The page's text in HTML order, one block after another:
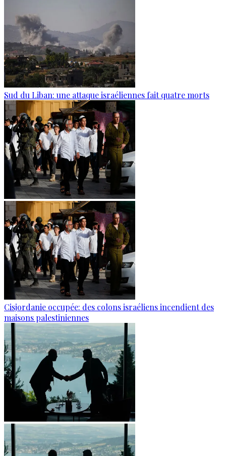
Sud du Liban: une attaque israéliennes fait quatre morts
Cisjordanie occupée: des colons israéliens incendient des
maisons palestiniennes